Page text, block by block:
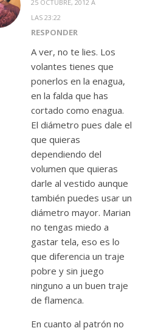
25 OCTUBRE, 2012 A
LAS 23:22
RESPONDER
A ver, no te lies. Los
volantes tienes que
ponerlos en la enagua,
en la falda que has
cortado como enagua.
El diámetro pues dale el
que quieras
dependiendo del
volumen que quieras
darle al vestido aunque
también puedes usar un
diámetro mayor. Marian
no tengas miedo a
gastar tela, eso es lo
que diferencia un traje
pobre y sin juego
ninguno a un buen traje
de flamenca.
En cuanto al patrón no